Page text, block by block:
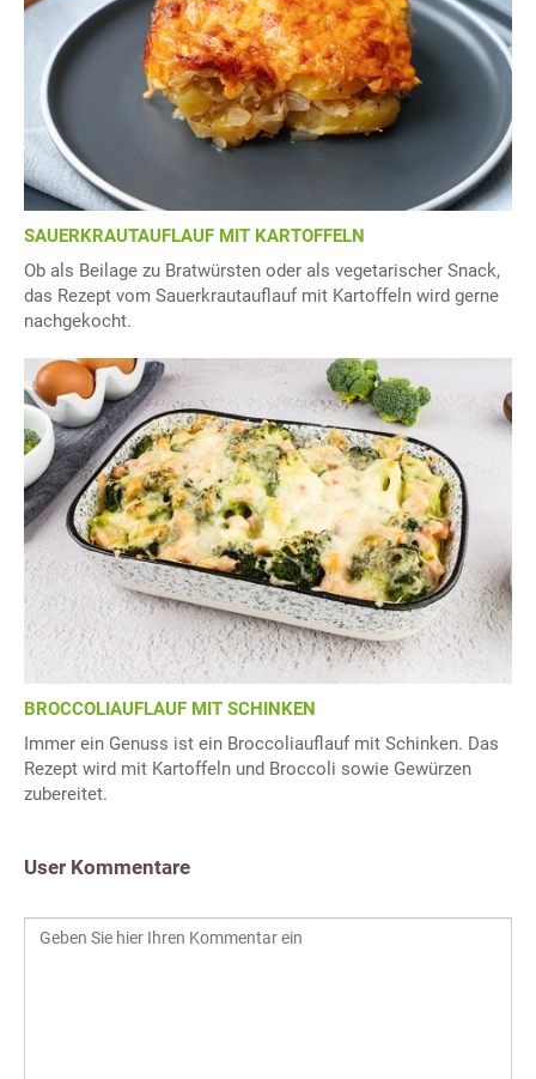
SAUERKRAUTAUFLAUF MIT KARTOFFELN
Ob als Beilage zu Bratwürsten oder als vegetarischer Snack,
das Rezept vom Sauerkrautauflauf mit Kartoffeln wird gerne
nachgekocht.
BROCCOLIAUFLAUF MIT SCHINKEN
Immer ein Genuss ist ein Broccoliauflauf mit Schinken. Das
Rezept wird mit Kartoffeln und Broccoli sowie Gewürzen
zubereitet.
User Kommentare